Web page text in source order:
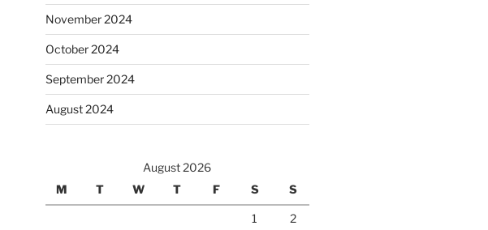
November 2024
October 2024
September 2024
August 2024
August 2026
M
T W T F S S
1
2